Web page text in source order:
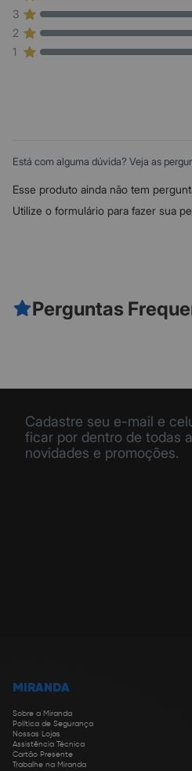
3
2
1
Está com alguma dúvida? Veja as
Esse produto ainda não tem
Utilize o formulário para fazer sua
Perguntas
Cadastre seu e-mail e
ficar por dentro de todas
novidades e promoções.
MIRANDA
Sobre a Miranda
Política de Segurança
Nossas Lojas
Assistência Técnica
Cartão Presente
Trabalhe na Miranda